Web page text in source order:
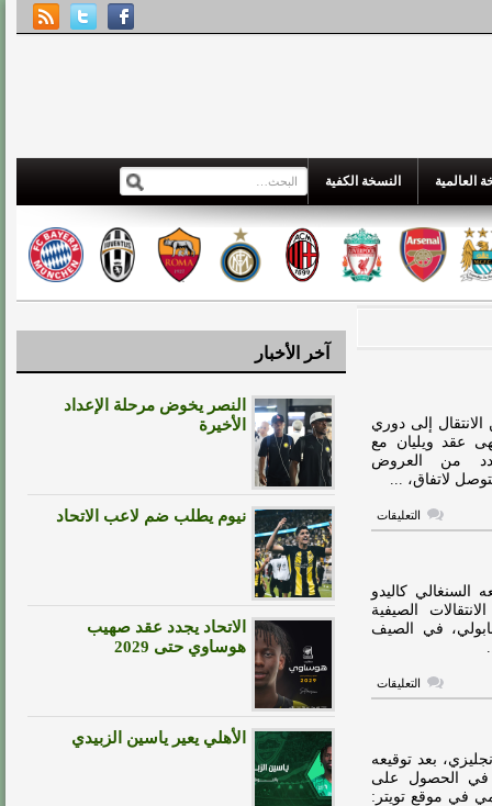
العالمية النسخة الكفية
إلى دوري
عقد ويليان مع
من العروض
لاتفاق، ...
التعليقاتعلى
ويليان
الأندية
السعودية
مغلقة
السنغالي كاليدو
الصيفية
في الصيف
التعليقاتعلى
رسالة
تشيلسي
انضمامه
للهلال
مغلقة
بعد توقيعه
في الحصول على
الرسمي في موقع تويتر:
آخر الأخبار
النصر يخوض مرحلة الإعداد
الأخيرة
نيوم يطلب ضم لاعب الاتحاد
الاتحاد يجدد عقد صهيب
هوساوي حتى 2029
الأهلي يعير ياسين الزبيدي